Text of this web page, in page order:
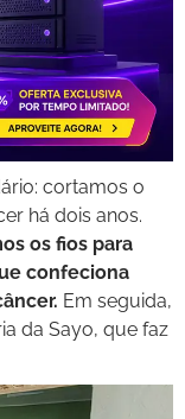
cortamos o
há dois anos.
os fios para
confeciona
Em seguida,
da Sayo, que faz